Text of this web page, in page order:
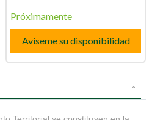
Próximamente
Avíseme su disponibilidad